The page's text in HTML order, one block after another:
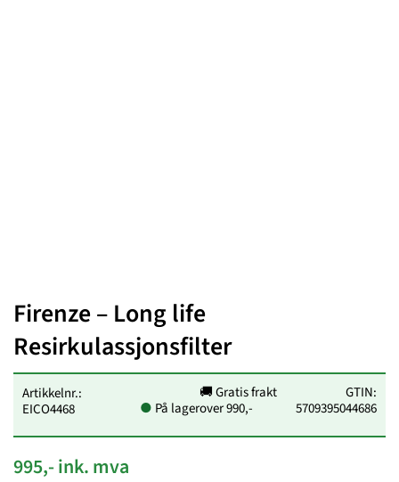
Firenze – Long life
Resirkulassjonsfilter
Artikkelnr.:
EICO4468
● På lager
🚚 Gratis frakt
over 990,-
GTIN:
5709395044686
995,- ink. mva